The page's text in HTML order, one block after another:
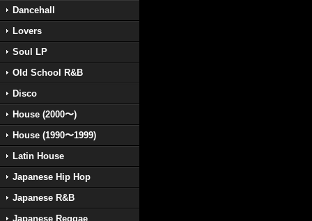
Dancehall
Lovers
Soul LP
Old School R&B
Disco
House (2000〜)
House (1990〜1999)
Latin House
Japanese Hip Hop
Japanese R&B
Japanese Reggae